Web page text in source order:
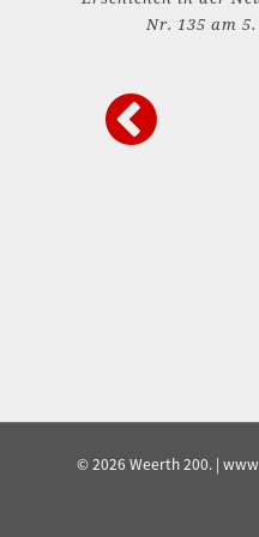
Nr. 135 am
© 2026 Weerth 200. |